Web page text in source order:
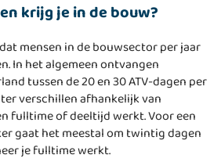
krijg je in de bouw?
mensen in de bouwsector per jaar
In het algemeen ontvangen
tussen de 20 en 30 ATV-dagen per
verschillen afhankelijk van
fulltime of deeltijd werkt. Voor een
gaat het meestal om twintig dagen
je fulltime werkt.